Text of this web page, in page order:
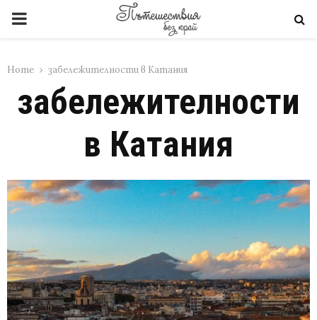
PRIMARY
Home забележителности в Катания
забележителности
в Катания